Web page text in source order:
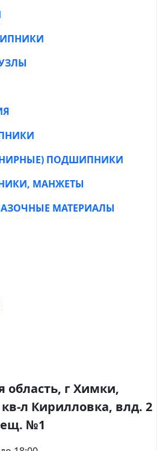
ПОДШИПНИКИ
МАНЖЕТЫ
МАТЕРИАЛЫ
область, г Химки,
л Кирилловка, влд. 2
№1